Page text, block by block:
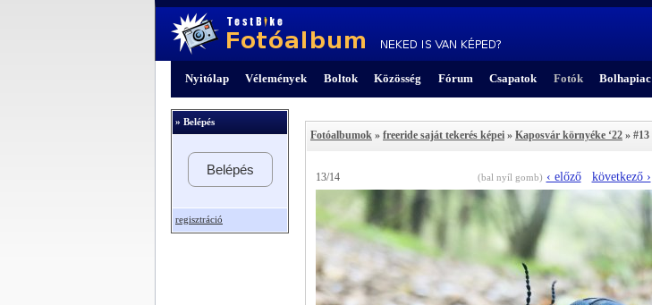
Nyitólap Vélemények Boltok Közösség Fórum Csapatok Fotók Bolhapiac
» Belépés
Belépés
regisztráció
Fotóalbumok » freeride saját tekerés képei » Kaposvár környéke ‘22 » #13
13/14 (bal nyíl gomb) ‹ előző következő ›